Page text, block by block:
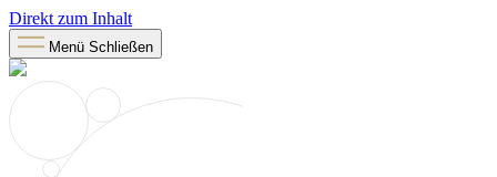
Direkt zum Inhalt
Menü Schließen